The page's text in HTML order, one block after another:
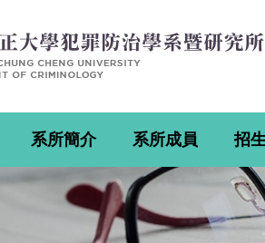
系所簡介 系所成員 招